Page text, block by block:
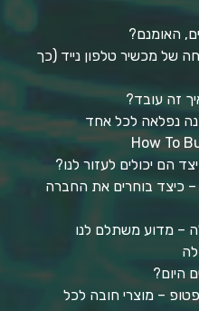
האומנם?
של מכשיר טלפון נייד (כך
זה עובד?
נפלאה לכל אחד
How To
הם יכולים לעזור לנו?
– כיצד בוחרים את החברה
– מדוע משתלם לנו
– מוצרי חובה לכל